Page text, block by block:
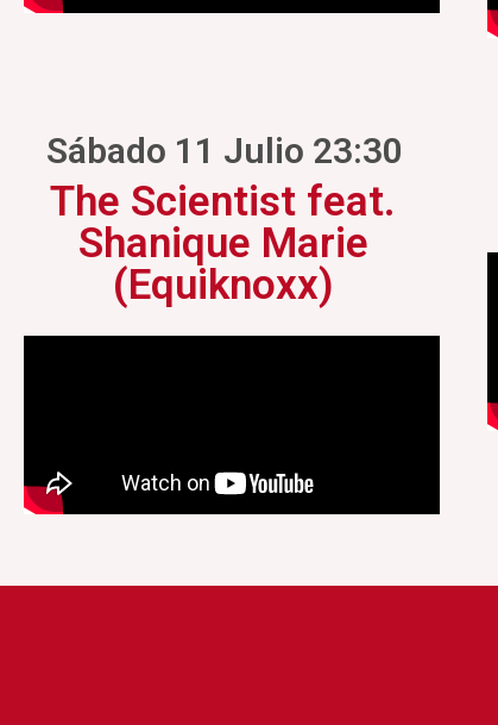
Sábado 11 Julio 23:30
The Scientist feat.
Shanique Marie
(Equiknoxx)